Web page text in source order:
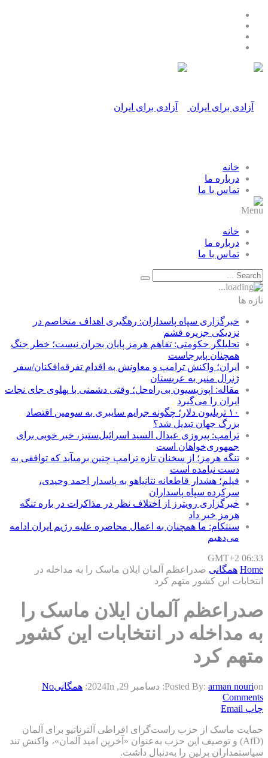
خانه
درباره ما
تماس با ما
Menu
خانه
درباره ما
تماس با ما
تازه ها
خبرگزاری سپاه پاسداران: رهگیری اهداف متخاصم در
نزدیکی جزیره قشم
تحلیلگر حکومتی: تفاهم هرمز پایان بحران نیست؛ خطر جنگ
همچنان پابرجاست
ایران؛ واکنش ترامپ و معاونش به اقدام تفرقه‌افکنان/سفر
ژنرال منیر به عربستان
مقاله: اپوزیسیون بی‌راه‌حل؛ وقتی دشمنی با پهلوی جای نجات
ایران را می‌گیرد
۱۰ تریلیون دلار؛ چگونه جرایم سایبری به سومین اقتصاد
بزرگ جهان تبدیل شد؟
ترامپ: پیروزی عبدال السید اسرائیل‌ستیز، خبر خوبی برای
جمهوری‌خواهان است
تنگه هرمز؛ از سخنان تازه ترامپ چنین برمیآید که توافقی به
دست نیامده است
فیلم؛ هشدار قاطعانه نتانیاهو به پاسدار احمد وحیدی،
سرکرده سپاه پاسداران
خبرگزاری رویترز از اختلاف نظر در مذاکرات در باره تنگه
هرمز خبر داد
سنتکام: ما همچنان به اعمال محاصره علیه رژیم ایران ادامه
می‌دهیم
GMT+2 06:33
Home همگانی صدراعظم آلمان ایلان ماسک را به مداخله در
انتخابات این کشور متهم کرد
صدراعظم آلمان ایلان ماسک را
به مداخله در انتخابات این کشور
متهم کرد
Posted By: arman nourion: دسامبر 29, 2024 In: همگانیNo
Comments
چاپ Email
حمایت ماسک از حزب راست‌گرای افراطی آلترناتیو برای آلمان
(AfD) و توصیف این حزب به‌عنوان «آخرین امید آلمان»، واکنش تند
سیاستمداران برلین را به‌دنبال داشت.